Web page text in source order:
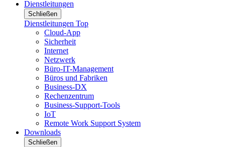
Dienstleitungen
Schließen
Dienstleitungen Top
Cloud-App
Sicherheit
Internet
Netzwerk
Büro-IT-Management
Büros und Fabriken
Business-DX
Rechenzentrum
Business-Support-Tools
IoT
Remote Work Support System
Downloads
Schließen